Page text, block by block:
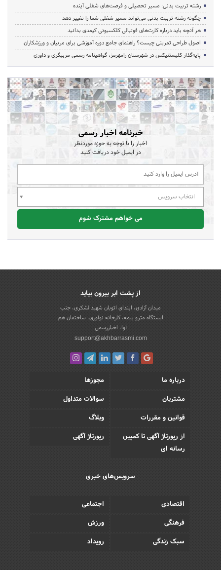
رشته تربیت بدنی: مسیر تحصیلی و فرصت‌های شغلی آینده
چگونه رشته تربیت بدنی می‌تواند مسیر شغلی شما را تغییر دهد
هر آنچه باید درباره کارت‌های فوتبالی کلکسیونی کیمدی بدانید
اصول طراحی تمرینی چیست؟ راهنمای جامع دوره آموزشی برای مربیان و ورزشکاران
پایه‌گذار کلیستنیکس در شهرستان رامهرمز، گواهینامه رسمی مربیگری و داوری
خبرنامه اخبار رسمی
اخبار را با توجه به حوزه موردنظر
در ایمیل خود دریافت کنید
انتخاب سرویس
می خواهم مشترک شوم
از پشت ابر بیرون بیاید
میدان آزادی، ابتدای اتوبان شهید لشکری، جنب
ایستگاه مترو بیمه، کارخانه نوآوری، ساختمان هم
آوا، اخباررسمی
support@akhbarrasmi.com
درباره ما
مجوزها
مشتریان
سوالات متداول
قوانین و مقررات
وبلاگ
از رپورتاژ آگهی تا کمپین
رسانه ای
رپورتاژ آگهی
سرویس‌های خبری
اقتصادی
اجتماعی
فرهنگی
ورزش
سبک زندگی
رویداد